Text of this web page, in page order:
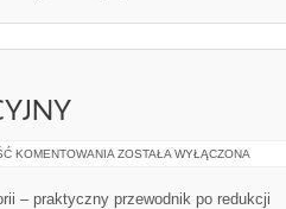
KOMENTOWANIA PORADNIK
ZOSTAŁA WYŁĄCZONA
– praktyczny przewodnik po redukcji